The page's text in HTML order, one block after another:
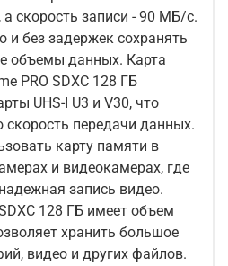
скорость записи - 90 МБ/с.
и без задержек сохранять
данных. Карта
PRO SDXC 128 ГБ
UHS-I U3 и V30, что
скорость передачи данных.
карту памяти в
и видеокамерах, где
запись видео.
128 ГБ имеет объем
хранить большое
видео и других файлов.